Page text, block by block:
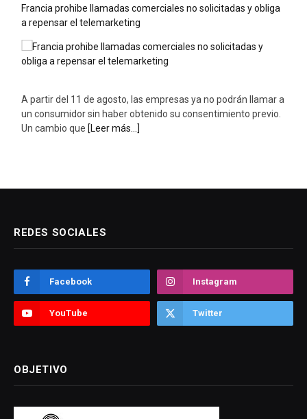
Francia prohibe llamadas comerciales no solicitadas y obliga
a repensar el telemarketing
A partir del 11 de agosto, las empresas ya no podrán llamar a
un consumidor sin haber obtenido su consentimiento previo.
Un cambio que [Leer más...]
REDES SOCIALES
Facebook Instagram
YouTube Twitter
OBJETIVO